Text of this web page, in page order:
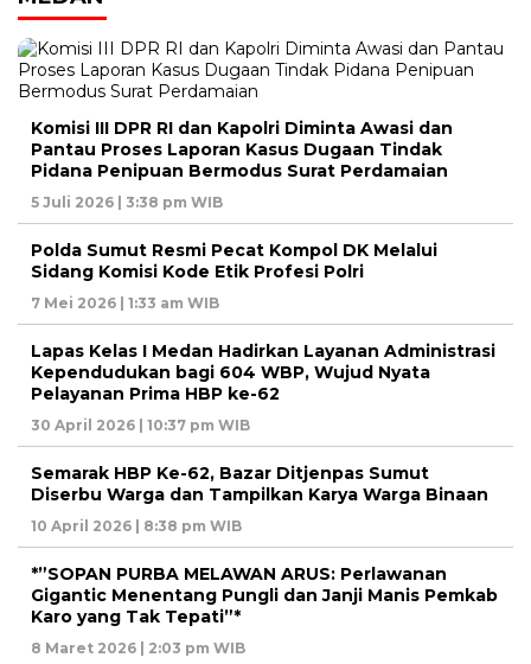
Komisi III DPR RI dan Kapolri Diminta Awasi dan
Pantau Proses Laporan Kasus Dugaan Tindak
Pidana Penipuan Bermodus Surat Perdamaian
5 Juli 2026 | 3:38 pm WIB
Polda Sumut Resmi Pecat Kompol DK Melalui
Sidang Komisi Kode Etik Profesi Polri
7 Mei 2026 | 1:33 am WIB
Lapas Kelas I Medan Hadirkan Layanan Administrasi
Kependudukan bagi 604 WBP, Wujud Nyata
Pelayanan Prima HBP ke-62
30 April 2026 | 10:37 pm WIB
Semarak HBP Ke-62, Bazar Ditjenpas Sumut
Diserbu Warga dan Tampilkan Karya Warga Binaan
10 April 2026 | 8:38 pm WIB
*”SOPAN PURBA MELAWAN ARUS: Perlawanan
Gigantic Menentang Pungli dan Janji Manis Pemkab
Karo yang Tak Tepati”*
8 Maret 2026 | 2:03 pm WIB